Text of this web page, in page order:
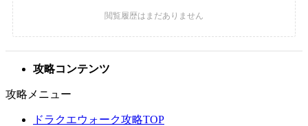
攻略コンテンツ
攻略メニュー
ドラクエウォーク攻略TOP